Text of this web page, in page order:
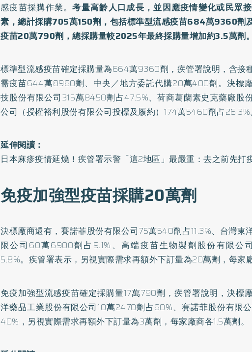
感疫苗採購作業。考量高齡人口成長，並因應疫情變化或民眾
素，總計採購705萬150劑，包括標準型流感疫苗684萬9360劑
疫苗20萬790劑，總採購量較2025年最終採購量增加約3.5萬劑。
標準型流感疫苗確定採購量為664萬9360劑，疾管署說明，含接
需疫苗644萬8960劑、中央／地方委託代購20萬400劑。決標
技股份有限公司315萬8450劑占47.5%、荷商葛蘭素史克藥廠股
公司（授權裕利股份有限公司投標及履約）174萬5460劑占26.3%
延伸閱讀：
日本麻疹疫情延燒！疾管署示警「這2地區」最嚴重：去之前先打
免疫加強型疫苗採購20萬劑
決標廠商還有，賽諾菲股份有限公司75萬540劑占11.3%、台灣東
限公司60萬6900劑占9.1%、高端疫苗生物製劑股份有限公
5.8%。疾管署表示，另視實際需求再額外下訂量為20萬劑，每家
免疫加強型流感疫苗確定採購量17萬790劑，疾管署說明，決標
洋藥品工業股份有限公司10萬2470劑占60%、賽諾菲股份有限
40%，另視實際需求再額外下訂量為3萬劑，每家廠商各1.5萬劑。